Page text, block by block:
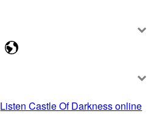
Listen Castle Of Darkness online